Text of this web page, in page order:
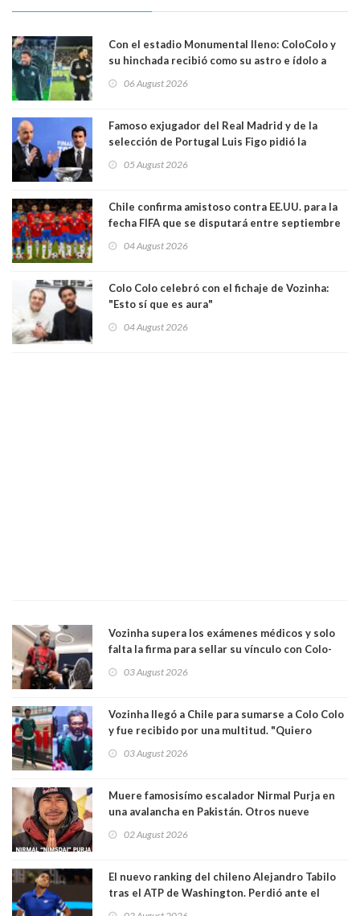
Con el estadio Monumental lleno: ColoColo y
su hinchada recibió como su astro e ídolo a
06 August 2026
Famoso exjugador del Real Madrid y de la
selección de Portugal Luis Figo pidió la
comportamiento más bajo y cobarde que he
05 August 2026
Chile confirma amistoso contra EE.UU. para la
fecha FIFA que se disputará entre septiembre
04 August 2026
Colo Colo celebró con el fichaje de Vozinha:
"Esto sí que es aura"
04 August 2026
Vozinha supera los exámenes médicos y solo
falta la firma para sellar su vínculo con Colo-
03 August 2026
Vozinha llegó a Chile para sumarse a Colo Colo
y fue recibido por una multitud. "Quiero
hinchas"
03 August 2026
Muere famosisímo escalador Nirmal Purja en
una avalancha en Pakistán. Otros nueve
02 August 2026
El nuevo ranking del chileno Alejandro Tabilo
tras el ATP de Washington. Perdió ante el